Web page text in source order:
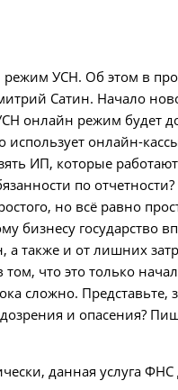
УСН. Об этом в
Сатин. Начало
онлайн режим будет
использует онлайн-
ИП, которые
по отчетности?
но всё равно
бизнесу государство
а также и от лишних
что это только
сложно. Представьте,
и опасения?
данная услуга